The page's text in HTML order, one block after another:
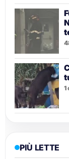
1
PIÙ LETTE